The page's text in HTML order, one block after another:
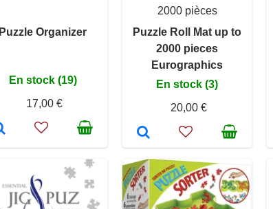
Puzzle Organizer
En stock (19)
17,00 €
2000 pièces
Puzzle Roll Mat up to
2000 pieces
Eurographics
En stock (3)
20,00 €